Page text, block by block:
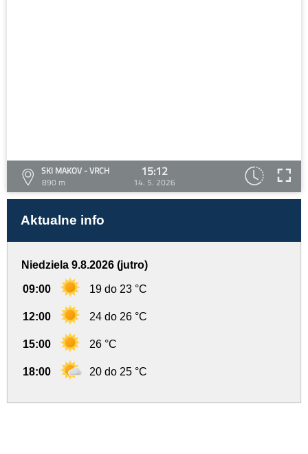
SKI MAKOV - VRCH
890 m
15:12
14. 5. 2026
Aktualne info
Niedziela 9.8.2026 (jutro)
09:00 19 do 23 °C
12:00 24 do 26 °C
15:00 26 °C
18:00 20 do 25 °C